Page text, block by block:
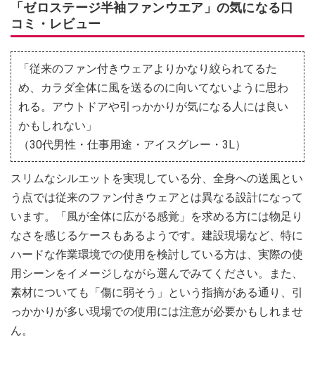
「ゼロステージ半袖ファンウエア」の気になる口
コミ・レビュー
「従来のファン付きウェアよりかなり絞られてるた
め、カラダ全体に風を送るのに向いてないように思わ
れる。アウトドアや引っかかりが気になる人には良い
かもしれない」
（30代男性・仕事用途・アイスグレー・3L）
スリムなシルエットを実現している分、全身への送風とい
う点では従来のファン付きウェアとは異なる設計になって
います。「風が全体に広がる感覚」を求める方には物足り
なさを感じるケースもあるようです。建設現場など、特に
ハードな作業環境での使用を検討している方は、実際の使
用シーンをイメージしながら選んでみてください。また、
素材についても「傷に弱そう」という指摘がある通り、引
っかかりが多い現場での使用には注意が必要かもしれませ
ん。